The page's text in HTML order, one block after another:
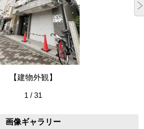
【建物外観】
1 / 31
画像ギャラリー